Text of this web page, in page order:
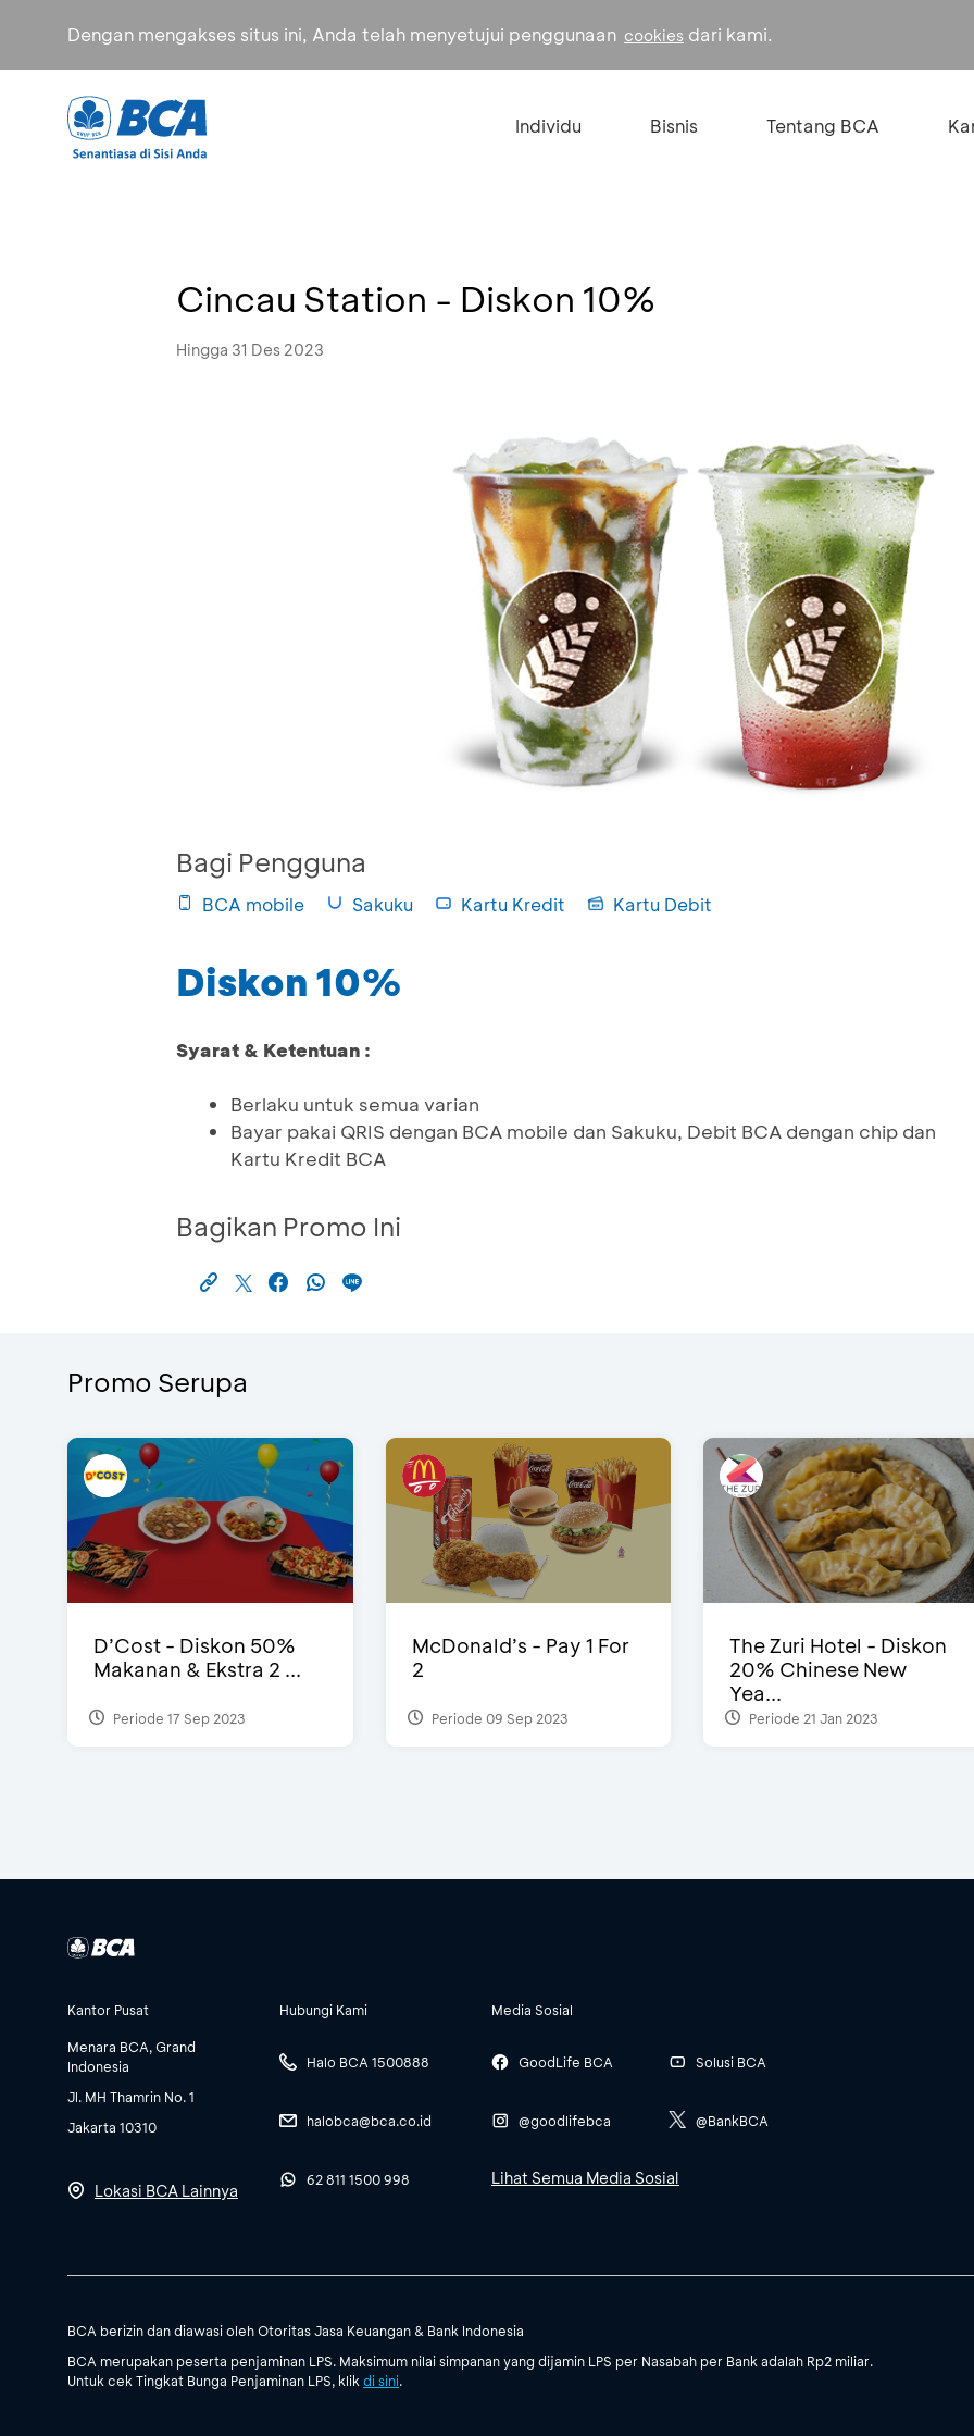
Dengan mengakses situs ini, Anda telah menyetujui penggunaan cookies dari kami.
Individu Bisnis Tentang BCA
Cincau Station - Diskon 10%
Hingga 31 Des 2023
Bagi Pengguna
BCA mobile Sakuku Kartu Kredit Kartu Debit
Diskon 10%
Syarat & Ketentuan :
Berlaku untuk semua varian
Bayar pakai QRIS dengan BCA mobile dan Sakuku, Debit BCA dengan chip dan
Kartu Kredit BCA
Bagikan Promo Ini
Promo Serupa
D’Cost - Diskon 50%
Makanan & Ekstra 2 ...
Periode 17 Sep 2023
McDonald’s - Pay 1 For
2
Periode 09 Sep 2023
The Zuri Hotel - Diskon
20% Chinese New
Yea...
Periode 21 Jan 2023
Kantor Pusat
Menara BCA, Grand
Indonesia
Jl. MH Thamrin No. 1
Jakarta 10310
Lokasi BCA Lainnya
Hubungi Kami
Halo BCA 1500888
halobca@bca.co.id
62 811 1500 998
Media Sosial
GoodLife BCA
@goodlifebca
Solusi BCA
@BankBCA
Lihat Semua Media Sosial
BCA berizin dan diawasi oleh Otoritas Jasa Keuangan & Bank Indonesia
BCA merupakan peserta penjaminan LPS. Maksimum nilai simpanan yang dijamin LPS per Nasabah per Bank adalah Rp2 miliar.
Untuk cek Tingkat Bunga Penjaminan LPS, klik di sini.